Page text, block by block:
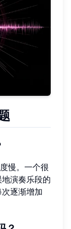
慢。一个很
演奏乐段的
逐渐增加